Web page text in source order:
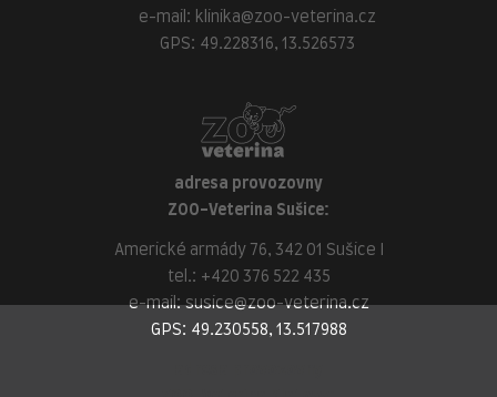
e-mail: klinika@zoo-veterina.cz
GPS: 49.228316, 13.526573
adresa provozovny
ZOO-Veterina Sušice:
Americké armády 76, 342 01 Sušice I
tel.: +420 376 522 435
e-mail:susice@zoo-veterina.cz
GPS: 49.230558, 13.517988